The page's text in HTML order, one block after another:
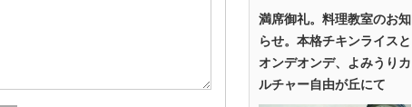
満席御礼。料理教室のお知
らせ。本格チキンライスと
オンデオンデ、よみうりカ
ルチャー自由が丘にて